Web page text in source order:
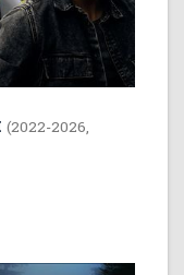
(2022-2026,